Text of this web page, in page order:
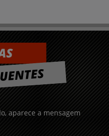
aparece a mensagem